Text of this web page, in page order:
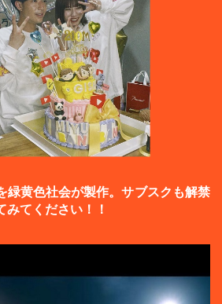
緑黄色社会が製作。サブスクも解禁
みてください！！